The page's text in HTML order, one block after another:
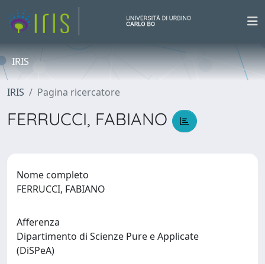
IRIS
IRIS Pagina ricercatore
FERRUCCI, FABIANO
Nome completo
FERRUCCI, FABIANO
Afferenza
Dipartimento di Scienze Pure e Applicate
(DiSPeA)